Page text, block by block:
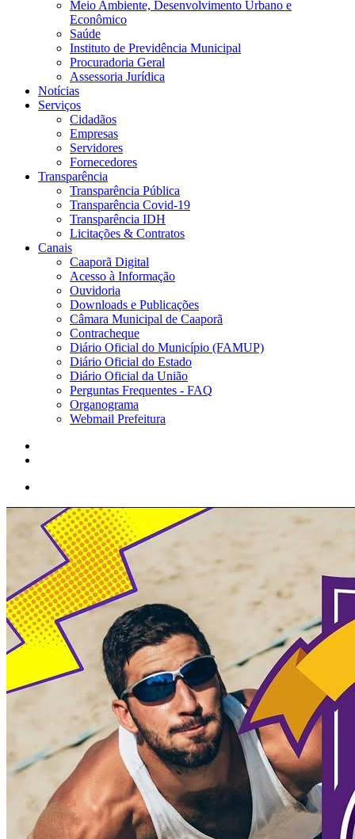
Meio Ambiente, Desenvolvimento Urbano e
Econômico
Saúde
Instituto de Previdência Municipal
Procuradoria Geral
Assessoria Jurídica
Notícias
Serviços
Cidadãos
Empresas
Servidores
Fornecedores
Transparência
Transparência Pública
Transparência Covid-19
Transparência IDH
Licitações & Contratos
Canais
Caaporã Digital
Acesso à Informação
Ouvidoria
Downloads e Publicações
Câmara Municipal de Caaporã
Contracheque
Diário Oficial do Município (FAMUP)
Diário Oficial do Estado
Diário Oficial da União
Perguntas Frequentes - FAQ
Organograma
Webmail Prefeitura